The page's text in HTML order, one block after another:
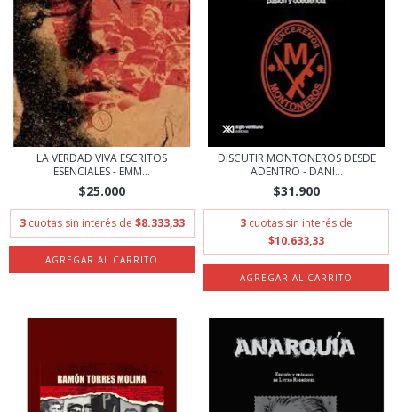
LA VERDAD VIVA ESCRITOS
ESENCIALES - EMM...
$25.000
3 cuotas sin interés de $8.333,33
DISCUTIR MONTONEROS DESDE
ADENTRO - DANI...
$31.900
3 cuotas sin interés de
$10.633,33